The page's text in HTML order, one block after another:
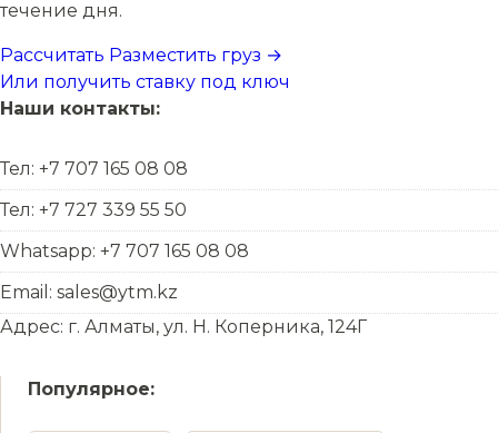
течение дня.
Рассчитать Разместить груз →
Или получить ставку под ключ
Наши контакты:
Тел: +7 707 165 08 08
Тел: +7 727 339 55 50
Whatsapp: +7 707 165 08 08
Email: sales@ytm.kz
Адрес: г. Алматы, ул. Н. Коперника, 124Г
Популярное: